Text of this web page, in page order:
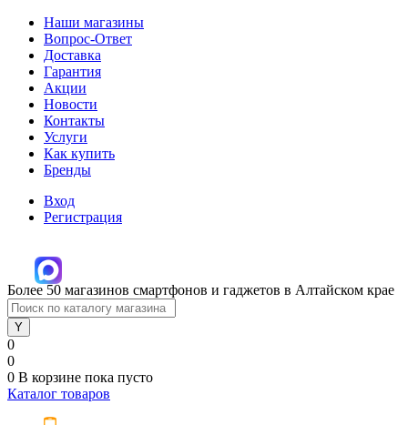
Наши магазины
Вопрос-Ответ
Доставка
Гарантия
Акции
Новости
Контакты
Услуги
Как купить
Бренды
Вход
Регистрация
Более 50 магазинов смартфонов и гаджетов в Алтайском крае
0
0
0 В корзине пока пусто
Каталог товаров